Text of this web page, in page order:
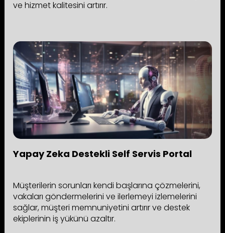
ve hizmet kalitesini artırır.
Yapay Zeka Destekli Self Servis Portal
Müşterilerin sorunları kendi başlarına çözmelerini,
vakaları göndermelerini ve ilerlemeyi izlemelerini
sağlar, müşteri memnuniyetini artırır ve destek
ekiplerinin iş yükünü azaltır.